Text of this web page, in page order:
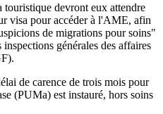
touristique devront eux attendre
visa pour accéder à l'AME, afin
de migrations pour soins"
générales des affaires
de carence de trois mois pour
(PUMa) est instauré, hors soins